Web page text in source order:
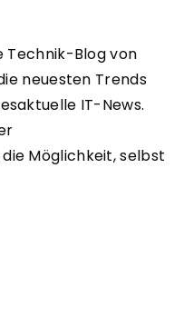
Technik-Blog von
neuesten Trends
IT-News.
Möglichkeit, selbst